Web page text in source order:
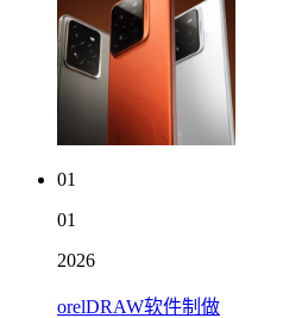
01
01
2026
orelDRAW软件制做